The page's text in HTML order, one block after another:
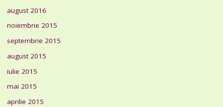
august 2016
noiembrie 2015
septembrie 2015
august 2015
iulie 2015
mai 2015
aprilie 2015